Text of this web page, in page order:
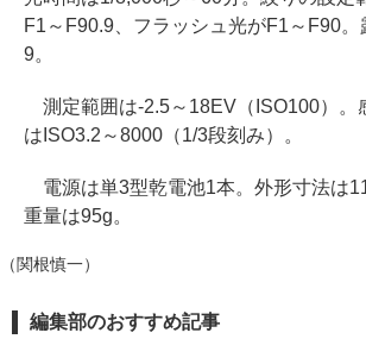
F1～F90.9、フラッシュ光がF1～F90。
9。
測定範囲は-2.5～18EV（ISO100）。
はISO3.2～8000（1/3段刻み）。
電源は単3型乾電池1本。外形寸法は
重量は95g。
（関根慎一）
編集部のおすすめ記事